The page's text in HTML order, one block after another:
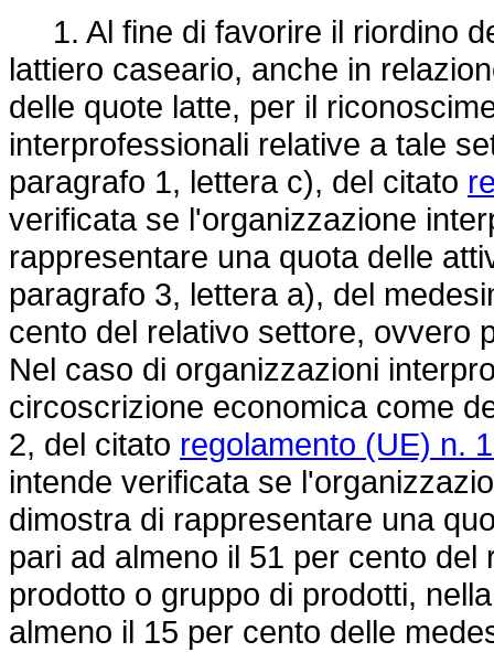
1. Al fine di favorire il riordino
lattiero caseario, anche in
delle quote latte, per il
interprofessionali relative a tale
paragrafo 1, lettera c), del citato
verificata se l'organizzazione
rappresentare una quota delle
paragrafo 3, lettera a), del
cento del relativo settore, ovvero
Nel caso di organizzazioni
circoscrizione economica come
2, del citato regolamento (UE) n.
intende verificata se
dimostra di rappresentare una
pari ad almeno il 51 per cento
prodotto o gruppo di prodotti,
almeno il 15 per cento delle